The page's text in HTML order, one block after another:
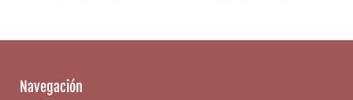
Navegación